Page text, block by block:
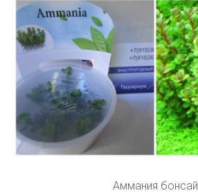
Аммания бонсай